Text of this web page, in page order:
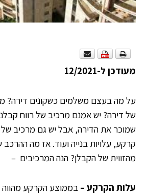
מעודכן ל-12/2021
על מה בעצם משלמים כשקונים דירה?
של דירה? יש אמנם מרכיב של רווח
שמוכר את הדירה, אבל יש גם מרכיב של
קרקע, עלויות בנייה ועוד. אז מה ההרכב
מהזווית של הקבלן? הנה המרכיבים –
עלות הקרקע –